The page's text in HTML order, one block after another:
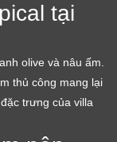
tại
olive và nâu ấm.
thủ công mang lại
trưng của villa